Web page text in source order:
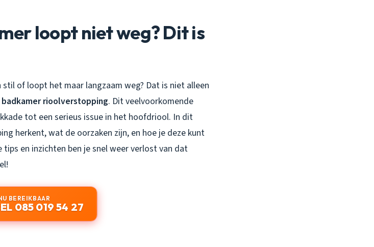
loopt niet weg? Dit is
of loopt het maar langzaam weg? Dat is niet alleen
badkamer rioolverstopping. Dit veelvoorkomende
tot een serieus issue in het hoofdriool. In dit
herkent, wat de oorzaken zijn, en hoe je deze kunt
en inzichten ben je snel weer verlost van dat
BEREIKBAAR
085 019 54 27